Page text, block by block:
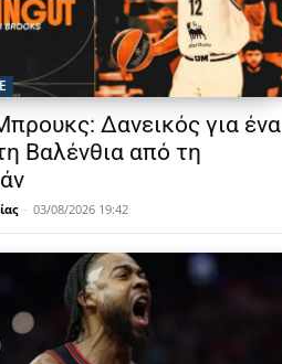
Δανεικός για ένα
Βαλένθια από τη
- 03/08/2026 19:42